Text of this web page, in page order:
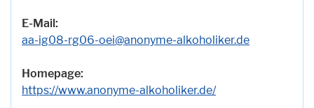
E-Mail:
aa-ig08-rg06-oei@anonyme-alkoholiker.de
Homepage:
https://www.anonyme-alkoholiker.de/